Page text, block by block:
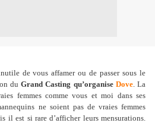
de vous affamer ou de passer sous le
duGrand Casting qu’organise Dove. La
femmes comme vous et moi dans ses
ne soient pas de vraies femmes
il est si rare d’afficher leurs mensurations.